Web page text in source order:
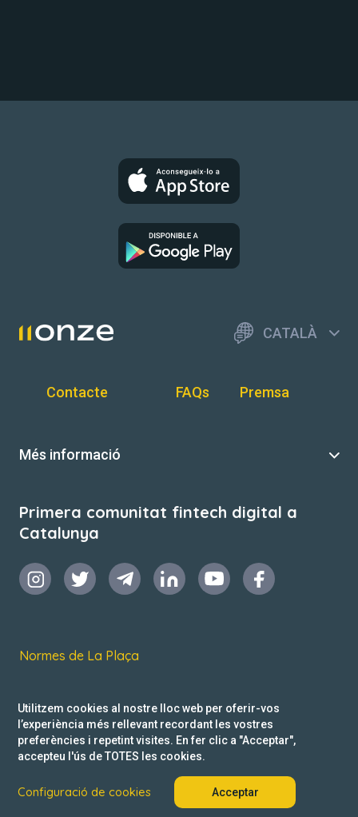
CATALÀ
Contacte FAQs Premsa
Més informació
Primera comunitat fintech digital a
Catalunya
Normes de La Plaça
Política de privacitat
Reclamacions
Utilitzem cookies al nostre lloc web per oferir-vos
l’experiència més rellevant recordant les vostres
preferències i repetint visites. En fer clic a "Acceptar",
accepteu l'ús de TOTES les cookies.
Configuració de cookies Acceptar